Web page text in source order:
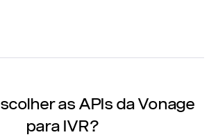
as APIs da Vonage
para IVR?